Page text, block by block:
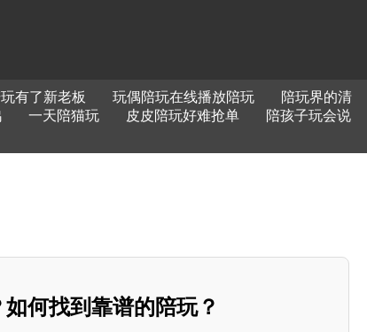
有了新老板 玩偶陪玩在线播放陪玩
陪玩界的清
一天陪猫玩 皮皮陪玩好难抢单
陪孩子玩会说
何找到靠谱的陪玩？